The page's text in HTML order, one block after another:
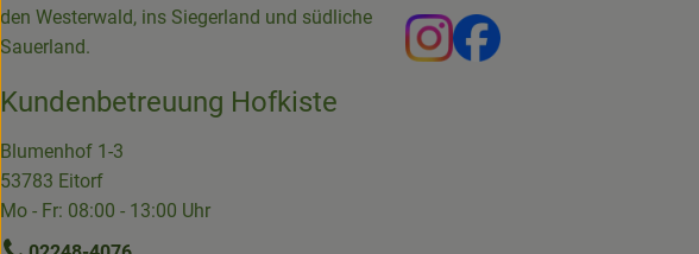
den Westerwald, ins Siegerland und südliche
Sauerland.
Kundenbetreuung Hofkiste
Blumenhof 1-3
53783 Eitorf
Mo - Fr: 08:00 - 13:00 Uhr
Externer Link zu https://
Externer Link zu